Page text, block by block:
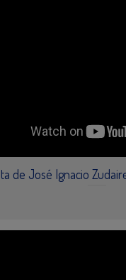
de José Ignacio